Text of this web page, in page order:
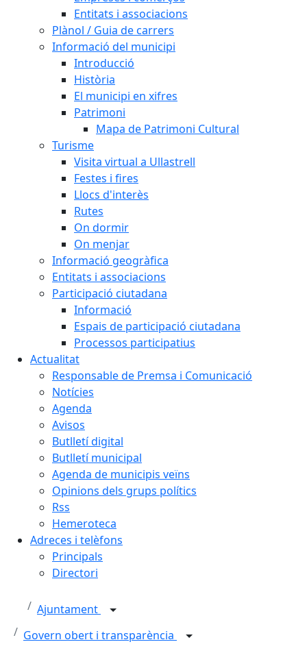
Entitats i associacions
Plànol / Guia de carrers
Informació del municipi
Introducció
Història
El municipi en xifres
Patrimoni
Mapa de Patrimoni Cultural
Turisme
Visita virtual a Ullastrell
Festes i fires
Llocs d'interès
Rutes
On dormir
On menjar
Informació geogràfica
Entitats i associacions
Participació ciutadana
Informació
Espais de participació ciutadana
Processos participatius
Actualitat
Responsable de Premsa i Comunicació
Notícies
Agenda
Avisos
Butlletí digital
Butlletí municipal
Agenda de municipis veïns
Opinions dels grups polítics
Rss
Hemeroteca
Adreces i telèfons
Principals
Directori
Ajuntament
Govern obert i transparència